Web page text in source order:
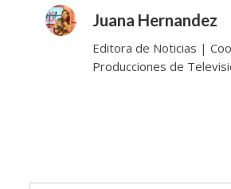
Juana Hernandez
Editora de Noticias |
Producciones de